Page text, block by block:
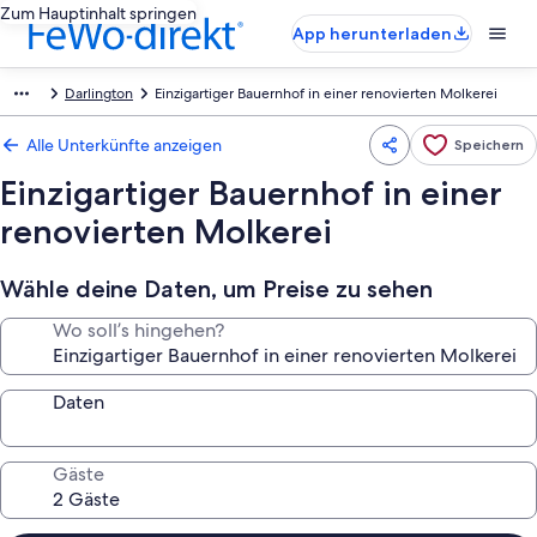
Zum Hauptinhalt springen
App herunterladen
Darlington Einzigartiger Bauernhof in einer renovierten Molkerei
Alle Unterkünfte anzeigen Speichern
Einzigartiger Bauernhof in einer
renovierten Molkerei
Wähle deine Daten, um Preise zu sehen
Wo soll’s hingehen?
Daten
Gäste